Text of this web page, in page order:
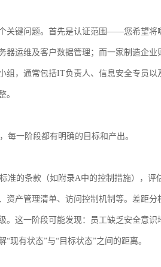
关键问题。首先是认证范围——您希望将
器运维及客户数据管理；而一家制造企
组，通常包括IT负责人、信息安全专员
。
每一阶段都有明确的目标和产出。
准的条款（如附录A中的控制措施），
资产管理清单、访问控制机制等。差距
。这一阶段可能发现：员工缺乏安全意
现有状态”与“目标状态”之间的距离。